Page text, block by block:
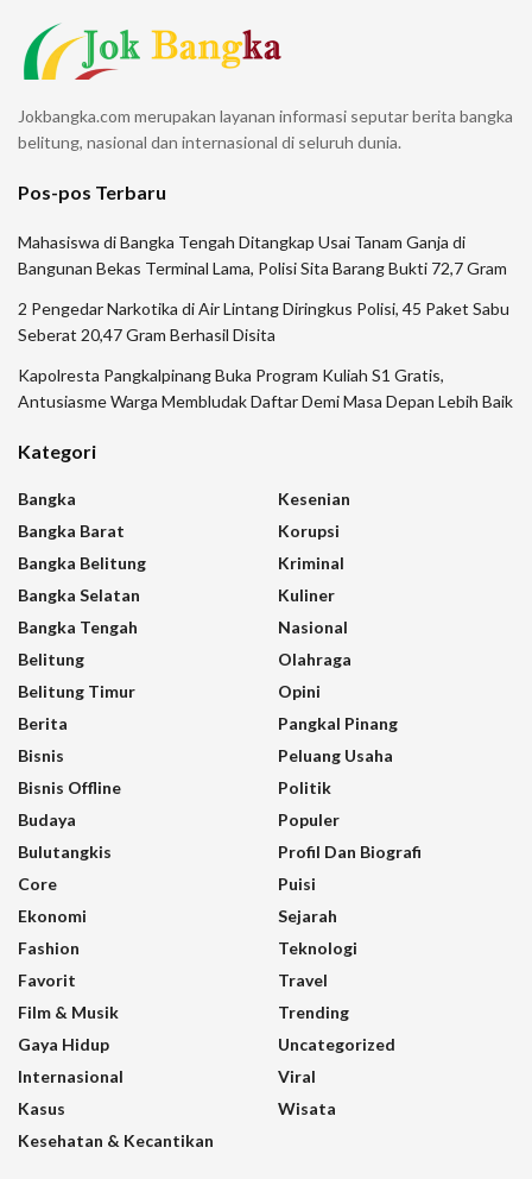
Jokbangka.com merupakan layanan informasi seputar berita bangka
belitung, nasional dan internasional di seluruh dunia.
Pos-pos Terbaru
Mahasiswa di Bangka Tengah Ditangkap Usai Tanam Ganja di
Bangunan Bekas Terminal Lama, Polisi Sita Barang Bukti 72,7 Gram
2 Pengedar Narkotika di Air Lintang Diringkus Polisi, 45 Paket Sabu
Seberat 20,47 Gram Berhasil Disita
Kapolresta Pangkalpinang Buka Program Kuliah S1 Gratis,
Antusiasme Warga Membludak Daftar Demi Masa Depan Lebih Baik
Kategori
Bangka
Bangka Barat
Bangka Belitung
Bangka Selatan
Bangka Tengah
Belitung
Belitung Timur
Berita
Bisnis
Bisnis Offline
Budaya
Bulutangkis
Core
Ekonomi
Fashion
Favorit
Film & Musik
Gaya Hidup
Internasional
Kasus
Kesehatan & Kecantikan
Kesenian
Korupsi
Kriminal
Kuliner
Nasional
Olahraga
Opini
Pangkal Pinang
Peluang Usaha
Politik
Populer
Profil Dan Biografi
Puisi
Sejarah
Teknologi
Travel
Trending
Uncategorized
Viral
Wisata